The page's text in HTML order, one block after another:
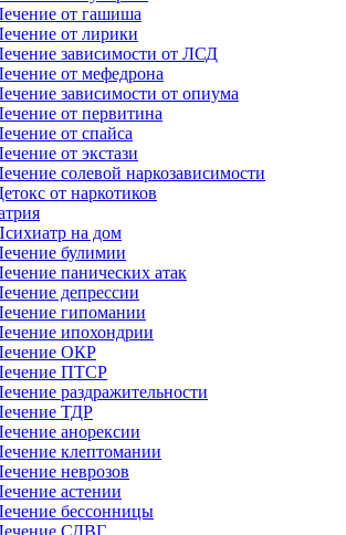
от гашиша
от лирики
зависимости от ЛСД
от мефедрона
зависимости от опиума
от первитина
от спайса
от экстази
солевой наркозависимости
от наркотиков
на дом
булимии
панических атак
депрессии
гипомании
ипохондрии
ОКР
ПТСР
раздражительности
ТДР
анорексии
клептомании
неврозов
астении
бессонницы
СДВГ